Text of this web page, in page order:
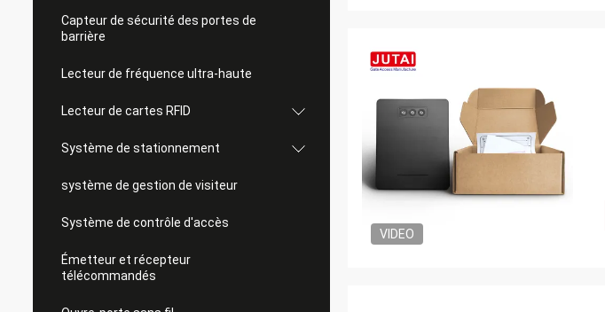
Capteur de sécurité des portes de
barrière
Lecteur de fréquence ultra-haute
Lecteur de cartes RFID
Système de stationnement
système de gestion de visiteur
Système de contrôle d'accès
Émetteur et récepteur
télécommandés
VIDEO